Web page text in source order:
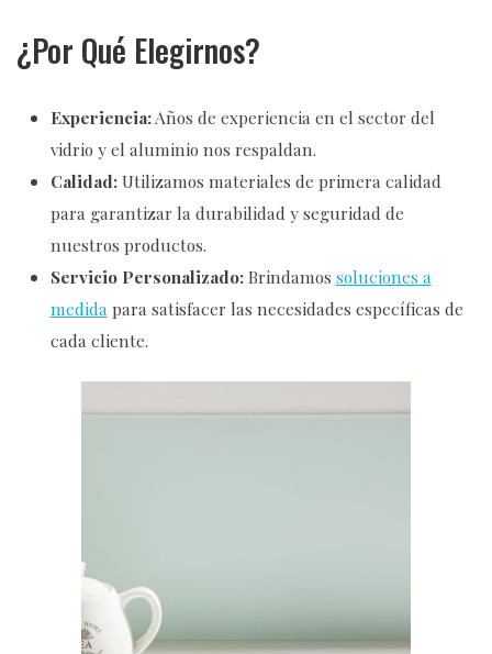
¿Por Qué Elegirnos?
Experiencia:Años de experiencia en el sector del
vidrio y el aluminio nos respaldan.
Calidad:Utilizamos materiales de primera calidad
para garantizar la durabilidad y seguridad de
nuestros productos.
Servicio Personalizado:Brindamos soluciones a
medida para satisfacer las necesidades específicas de
cada cliente.